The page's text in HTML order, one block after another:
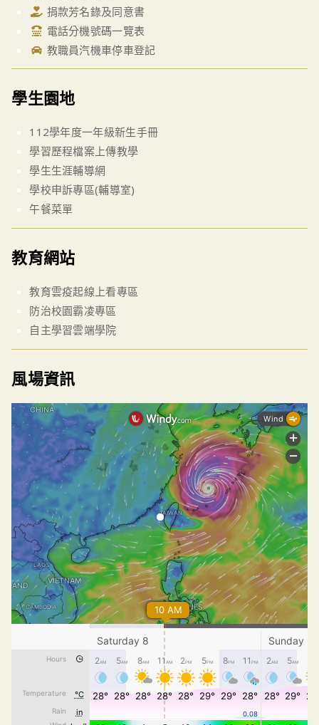
捐款芳名錄及同意書
電話分機號碼一覽表
教職員汽機車停車登記
學生園地
112學年度一年級新生手冊
學習歷程檔案上傳教學
學生生涯輔導網
學校申訴專區(輔導室)
午餐菜單
教育網站
教育雲疫起線上看專區
防治校園霸凌專區
自主學習雲端學院
風場資訊